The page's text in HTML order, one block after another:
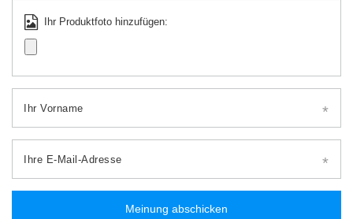
Ihr Produktfoto hinzufügen:
Ihr Vorname
Ihre E-Mail-Adresse
Meinung abschicken